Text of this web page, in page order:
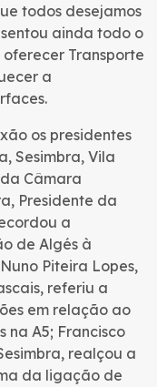
todos desejamos
ainda todo o
Transporte
a
os presidentes
Sesimbra, Vila
Câmara
Presidente da
a
de Algés à
Piteira Lopes,
referiu a
em relação ao
na A5; Francisco
realçou a
da ligação de